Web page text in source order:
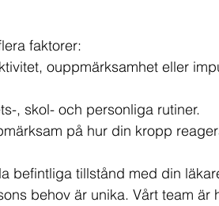
faktorer:
ouppmärksamhet eller
, skol- och personliga rutiner.
på hur din kropp
befintliga tillstånd med din
behov är unika. Vårt team är